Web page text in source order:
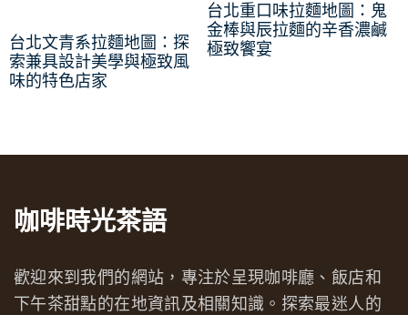
台北文青系拉麵地圖：探
索兼具設計美學與極致風
味的特色店家
台北重口味拉麵地圖：鬼
金棒與辰拉麵的辛香濃鹹
極致饗宴
咖啡時光茶語
歡迎來到我們的網站，專注於呈現咖啡廳、飯店和
下午茶甜點的在地資訊及相關知識。探索最迷人的